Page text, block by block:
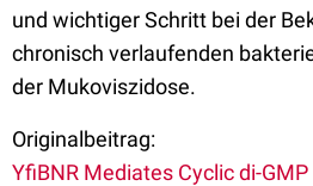
und wichtiger Schritt bei der
chronisch verlaufenden
der Mukoviszidose.
Originalbeitrag:
YfiBNR Mediates Cyclic di-